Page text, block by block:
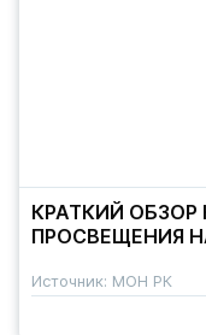
КРАТКИЙ
ПРОСВЕЩЕНИЯ
Источник: МОН РК